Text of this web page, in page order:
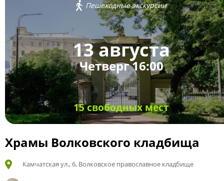
Пешеходные экскурсии
13 августа
Четверг 16:00
15 свободных мест
Храмы Волковского кладбища
Камчатская ул., 6, Волковское православное кладбище